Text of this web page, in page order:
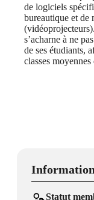
de logiciels
bureautique et de
s’acharne à ne
de ses étudiants,
classes
Statut